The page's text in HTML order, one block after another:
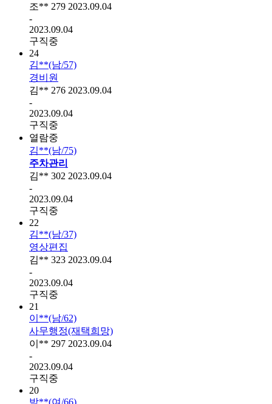
조** 279 2023.09.04
-
2023.09.04
구직중
24
김**(남/57)
경비원
김** 276 2023.09.04
-
2023.09.04
구직중
열람중
김**(남/75)
주차관리
김** 302 2023.09.04
-
2023.09.04
구직중
22
김**(남/37)
영상편집
김** 323 2023.09.04
-
2023.09.04
구직중
21
이**(남/62)
사무행정(재택희망)
이** 297 2023.09.04
-
2023.09.04
구직중
20